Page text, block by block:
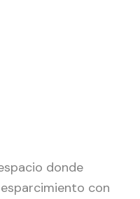
donde
con